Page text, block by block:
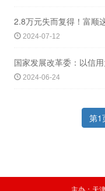
2.8万元失而复得！富顺
2024-07-12
国家发展改革委：以信
2024-06-24
第1
主办：天